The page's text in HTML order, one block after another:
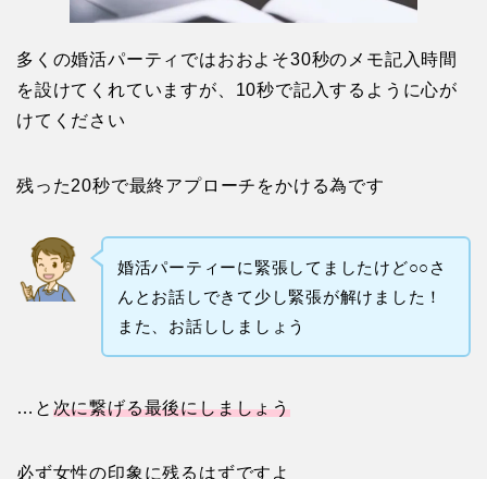
多くの婚活パーティではおおよそ30秒のメモ記入時間
を設けてくれていますが、10秒で記入するように心が
けてください
残った20秒で最終アプローチをかける為です
婚活パーティーに緊張してましたけど○○さ
んとお話しできて少し緊張が解けました！
また、お話ししましょう
…と 次に繋げる最後にしましょう
必ず女性の印象に残るはずですよ